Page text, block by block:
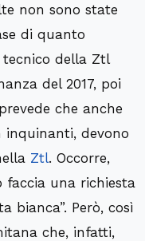
non sono state
di quanto
della Ztl
del 2017, poi
che anche
inquinanti, devono
Ztl. Occorre,
faccia una richiesta
bianca”. Però, così
che, infatti,